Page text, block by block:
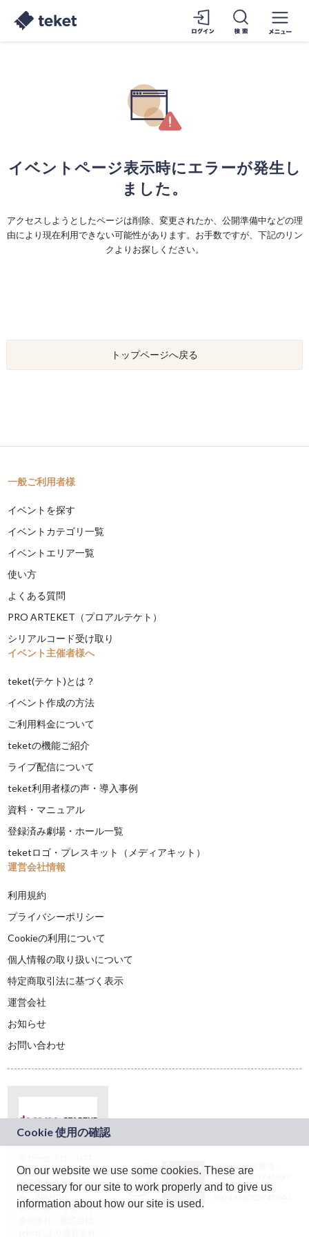
イベントページ表示時にエラーが発生し
ました。
アクセスしようとしたページは削除、変更されたか、公開準備中などの理
由により現在利用できない可能性があります。お手数ですが、下記のリン
クよりお探しください。
トップページへ戻る
一般ご利用者様
イベントを探す
イベントカテゴリ一覧
イベントエリア一覧
使い方
よくある質問
PRO ARTEKET（プロアルテケト）
シリアルコード受け取り
イベント主催者様へ
teket(テケト)とは？
イベント作成の方法
ご利用料金について
teketの機能ご紹介
ライブ配信について
teket利用者様の声・導入事例
資料・マニュアル
登録済み劇場・ホール一覧
teketロゴ・プレスキット（メディアキット）
運営会社情報
利用規約
プライバシーポリシー
Cookieの利用について
個人情報の取り扱いについて
特定商取引法に基づく表示
運営会社
お知らせ
お問い合わせ
ドコモグループの新
規事業創出プログラ
ム「docomo
STARTUP」を通じて
JASRAC許諾番号：
9024936001Y45037
JASRAC許諾番号：
On our website we use some cookies. These are
necessary for our site to work properly and to give us
information about how our site is used.